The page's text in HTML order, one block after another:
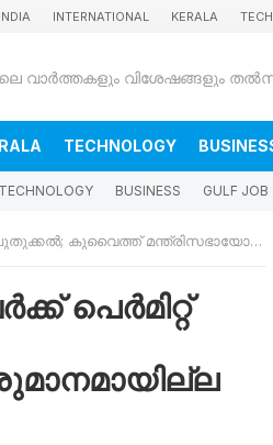
INDIA INTERNATIONAL KERALA
TECHNOLOGY
TECHNOLOGY BUSINESS GULF JOB
മന്ത്രിസഭായോഗത്തിൽ തീരുമാനമായില്ല
പെർമിറ്റ്